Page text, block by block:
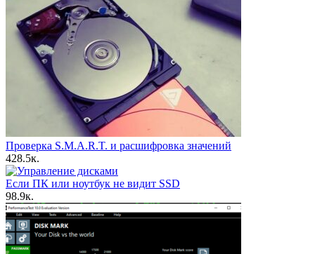
Проверка S.M.A.R.T. и расшифровка значений
428.5к.
Если ПК или ноутбук не видит SSD
98.9к.